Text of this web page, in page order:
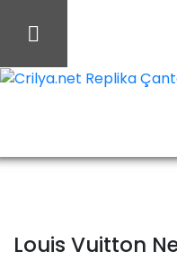
Louis Vuitton